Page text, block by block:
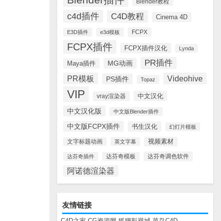
c4d插件 C4D教程 Cinema 4D
E3D插件 e3d模板 FCPX
FCPX插件 FCPX插件汉化 Lynda
Maya插件 MG动画 PR插件
PR模板 PS插件 Topaz Videohive
VIP vray渲染器 中文汉化
中文汉化版 中文版Blender插件
中文版FCPX插件 书生汉化 幻灯片模板
文字标题动画 英文字幕 视频素材
达芬奇插件 达芬奇模板 达芬奇调色软件
阿诺德渲染器
友情链接